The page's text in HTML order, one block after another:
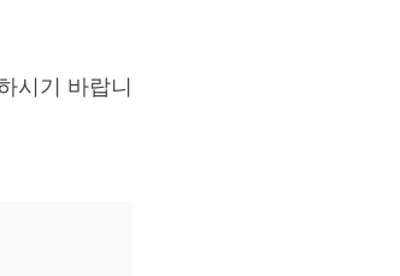
시기 바랍니